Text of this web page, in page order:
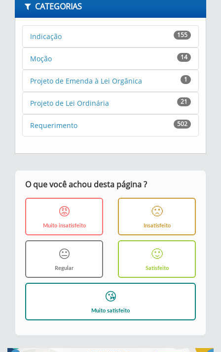
CATEGORIAS
Indicação 155
Moção 14
Projeto de Emenda à Lei Orgânica 1
Projeto de Lei Ordinária 21
Requerimento 502
O que você achou desta página ?
😡
Muito insatisfeito
🙁
Insatisfeito
😐
Regular
🙂
Satisfeito
😘
Muito satisfeito